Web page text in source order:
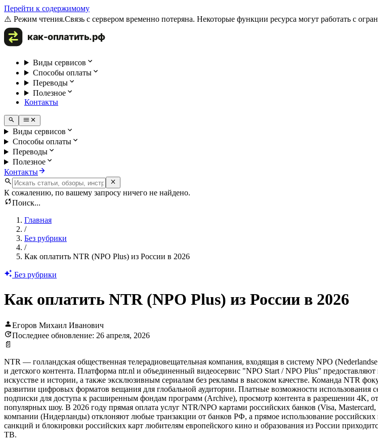
Перейти к содержимому
⚠️ Режим чтения.Связь с сервером временно потеряна. Некоторые функции ресурса могут работать с
Виды сервисов
Способы оплаты
Переводы
Полезное
Контакты
Виды сервисов
Способы оплаты
Переводы
Полезное
Контакты
К сожалению, по вашему запросу ничего не найдено.
Поиск...
Главная
/
Без рубрики
/
Как оплатить NTR (NPO Plus) из России в 2026
Без рубрики
Как оплатить NTR (NPO Plus) из России в 2026
Егоров Михаил Иванович
Последнее обновление: 26 апреля, 2026
📄
NTR — голландская общественная телерадиовещательная компания, входящая в систему NPO
и детского контента. Платформа ntr.nl и объединенный видеосервис "NPO Start / NPO Plus"
искусстве и истории, а также эксклюзивным сериалам без рекламы в высоком качестве. Команда NTR
развитии цифровых форматов вещания для глобальной аудитории. Платные возможности
подписки для доступа к расширенным фондам программ (Archive), просмотр контента в разрешении 4K,
популярных шоу. В 2026 году прямая оплата услуг NTR/NPO картами российских банков (Visa,
компании (Нидерланды) отклоняют любые транзакции от банков РФ, а прямое использование российских
санкций и блокировки российских карт любителям европейского кино и образования из России
ТВ.